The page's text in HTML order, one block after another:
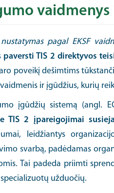
pagal EKSF
paversti TIS 2 direktyvos
poveikį dešimtims
ir įgūdžius, kurių
įgūdžių sistemą (angl.
TIS 2 įpareigojimai
leidžiantys
svarbą, padėdamas
Tai padeda priimti
užduočių.